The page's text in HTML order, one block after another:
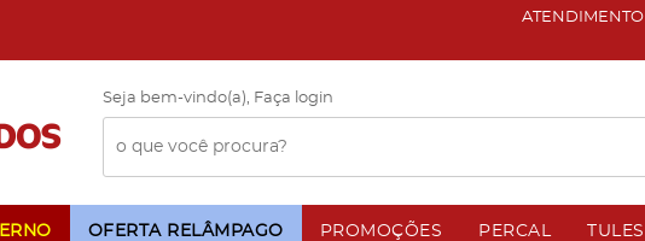
ATENDIMENTO
Seja bem-vindo(a), Faça login
OFERTA RELÂMPAGO PROMOÇÕES PERCAL TULES